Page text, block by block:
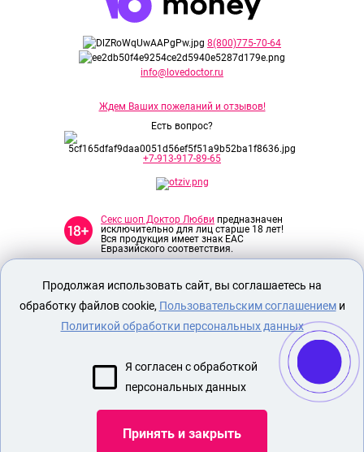
8(800)775-70-64
info@lovedoctor.ru
Ждем Ваших пожеланий и отзывов!
Есть вопрос?
+7-913-917-89-65
Секс шоп Доктор Любви предназначен
исключительно для лиц старше 18 лет!
Вся продукция имеет знак EAC
Евразийского соответствия.
О МАГАЗИНЕ
ОПЛАТА И ДОСТАВКА
СЕКС ИГРУШКИ
АФРОДИЗИАК ДЛЯ МУЖЧИН
Продолжая использовать сайт, вы соглашаетесь на
обработку файлов cookie, Пользовательским соглашениеми
Политикой обработки персональных данных
Я согласен с обработкой
персональных данных
Принять и закрыть